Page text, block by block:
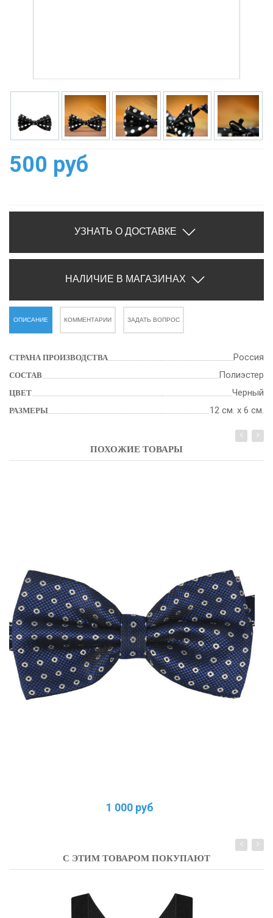
500 руб
УЗНАТЬ О ДОСТАВКЕ
НАЛИЧИЕ В МАГАЗИНАХ
ОПИСАНИЕ КОММЕНТАРИИ ЗАДАТЬ ВОПРОС
СТРАНА ПРОИЗВОДСТВА Россия
СОСТАВ Полиэстер
ЦВЕТ Черный
РАЗМЕРЫ 12 см. х 6 см.
ПОХОЖИЕ ТОВАРЫ
1 000 руб
С ЭТИМ ТОВАРОМ ПОКУПАЮТ